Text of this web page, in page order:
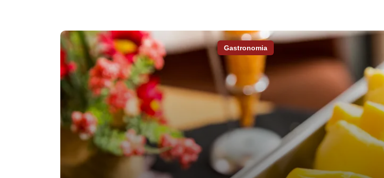
CRIMES SEXUAIS E O CÓDIGO PENAL
O ordenamento jurídico brasileiro protege as vítimas de crimes sexuais.
enquadradas como crimes, tais como:
• Importunação sexual:
A maioria das condutas indevidas praticadas nessa época se enquadra no
Gastronomia